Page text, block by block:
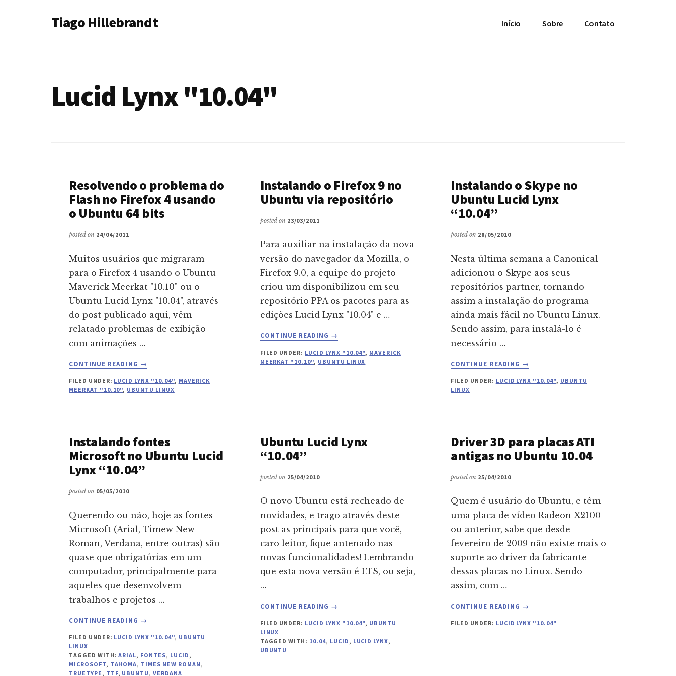
Additional
Tiago Hillebrandt Início Sobre Contato
Lucid Lynx "10.04"
Resolvendo o problema do
Flash no Firefox 4 usando
o Ubuntu 64 bits
posted on 24/04/2011
Muitos usuários que migraram
para o Firefox 4 usando o Ubuntu
Maverick Meerkat "10.10" ou o
Ubuntu Lucid Lynx "10.04", através
do post publicado aqui, vêm
relatado problemas de exibição
com animações …
CONTINUE READING
ABOUT
O
PROBLEMA
FIREFOX
USANDO
O
→
FILED UNDER: LUCID LYNX "10.04", MAVERICK
MEERKAT "10.10", UBUNTU LINUX
Instalando o Firefox 9 no
Ubuntu via repositório
posted on 23/03/2011
Para auxiliar na instalação da nova
versão do navegador da Mozilla, o
Firefox 9.0, a equipe do projeto
criou um disponibilizou em seu
repositório PPA os pacotes para as
edições Lucid Lynx "10.04" e …
CONTINUE READING
ABOUT
O
FIREFOX
→
FILED UNDER: LUCID LYNX "10.04", MAVERICK
MEERKAT "10.10", UBUNTU LINUX
Instalando o Skype no
Ubuntu Lucid Lynx
“10.04”
posted on 28/05/2010
Nesta última semana a Canonical
adicionou o Skype aos seus
repositórios partner, tornando
assim a instalação do programa
ainda mais fácil no Ubuntu Linux.
Sendo assim, para instalá-lo é
necessário …
CONTINUE READING
ABOUT
O
LYNX
“10.04”
→
FILED UNDER: LUCID LYNX "10.04", UBUNTU
LINUX
Instalando fontes
Microsoft no Ubuntu Lucid
Lynx “10.04”
posted on 05/05/2010
Querendo ou não, hoje as fontes
Microsoft (Arial, Timew New
Roman, Verdana, entre outras) são
quase que obrigatórias em um
computador, principalmente para
aqueles que desenvolvem
trabalhos e projetos …
CONTINUE READING
ABOUT
FONTES
NO
UBUNTU
→
FILED UNDER: LUCID LYNX "10.04", UBUNTU
LINUX
TAGGED WITH:ARIAL, FONTES, LUCID,
MICROSOFT, TAHOMA, TIMES NEW ROMAN,
TRUETYPE, TTF, UBUNTU,VERDANA
Ubuntu Lucid Lynx
“10.04”
posted on 25/04/2010
O novo Ubuntu está recheado de
novidades, e trago através deste
post as principais para que você,
caro leitor, fique antenado nas
novas funcionalidades! Lembrando
que esta nova versão é LTS, ou seja,
…
CONTINUE READING
ABOUT
LUCID
→
FILED UNDER: LUCID LYNX "10.04", UBUNTU
LINUX
TAGGED WITH: 10.04, LUCID, LUCID LYNX,
UBUNTU
Driver 3D para placas ATI
antigas no Ubuntu 10.04
posted on 25/04/2010
Quem é usuário do Ubuntu, e têm
uma placa de vídeo Radeon X2100
ou anterior, sabe que desde
fevereiro de 2009 não existe mais o
suporte ao driver da fabricante
dessas placas no Linux. Sendo
assim, com …
CONTINUE READING
ABOUT
3D
→
FILED UNDER: LUCID LYNX "10.04"